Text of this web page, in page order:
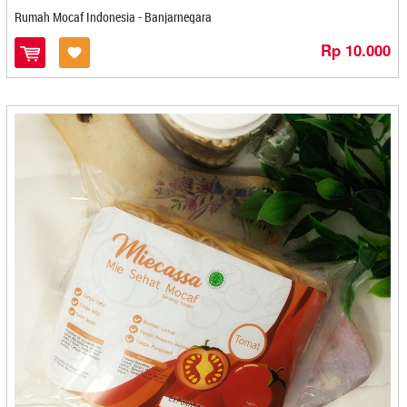
Dapoer Bu Endang - Medan
Dapoer Cemilan Adam - Banjarmasin
Dapoer Mas Dzaka - Denpasar
Dapoer Onde - Bandung
Dapoer Sanchila - Cilegon
Dapur Anisa - Cilegon
Dapur Cirebon - Cirebon
Dapur Emak Lily - Banjarmasin
Dapur Hanna - Cilegon
Dapur Mritjan - Kediri
Dapur Mungil - Sukabumi
Dapur NiceMomy - Bekasi
Dapur Ulin 21 - Banjarbaru
Daun Harum - Bontang
David Resto dan Oleh Oleh - Yogyakarta
Dawla - Kediri
Daya Qu - Banjarbaru
Dayana - Cilegon
Rumah Mocaf Indonesia - Banjarnegara
Rp 10.000